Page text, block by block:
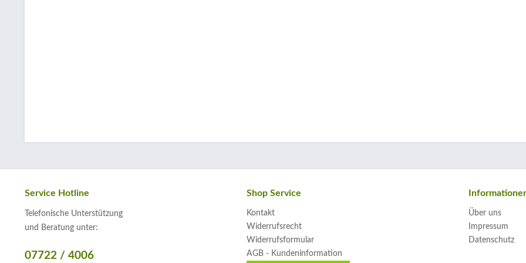
Service Hotline
Telefonische Unterstützung
und Beratung unter:
07722 / 4006
Shop Service
Kontakt
Widerrufsrecht
Widerrufsformular
AGB - Kundeninformation
Über uns
Impressum
Datenschutz